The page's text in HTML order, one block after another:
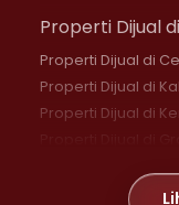
Properti Dijual
Properti Dijual di
Properti Dijual di
Properti Dijual di
Properti Dijual di